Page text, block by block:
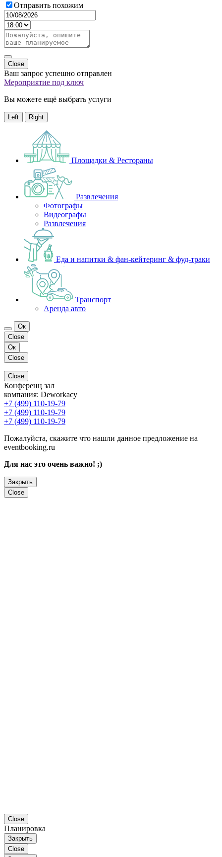
Отправить похожим
Close
Ваш запрос успешно отправлен
Мероприятие под ключ
Вы можете ещё выбрать услуги
Left Right
Площадки & Рестораны
Развлечения
Фотографы
Видеографы
Развлечения
Еда и напитки & фан-кейтеринг & фуд-траки
Транспорт
Аренда авто
Ок
Close
Ок
Close
Close
Конференц зал
компания: Deworkacy
+7 (499) 110-19-79
+7 (499) 110-19-79
+7 (499) 110-19-79
Пожалуйста, скажите что нашли данное предложение на
eventbooking.ru
Для нас это очень важно! ;)
Закрыть
Close
Close
Планировка
Закрыть
Close